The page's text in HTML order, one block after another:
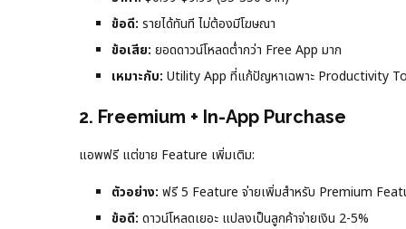
ข้อดี: รายได้ทันที ไม่ต้องมีโฆษณา
ข้อเสีย: ยอดดาวน์โหลดต่ำกว่า Free App มาก
เหมาะกับ: Utility App ที่แก้ปัญหาเฉพาะ Productivity
2. Freemium + In-App Purchase
แอพฟรี แต่ขาย Feature เพิ่มเติม:
ตัวอย่าง: ฟรี 5 Feature จ่ายเพิ่มสำหรับ Premium
ข้อดี: ดาวน์โหลดเยอะ แปลงเป็นลูกค้าจ่ายเงิน 2-5%